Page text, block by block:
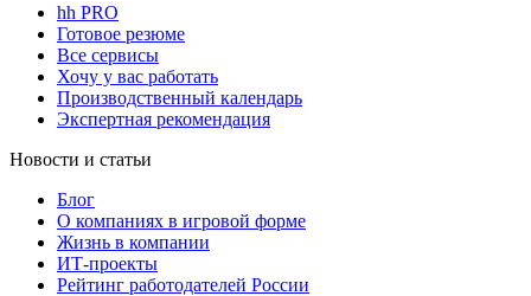
hh PRO
Готовое резюме
Все сервисы
Хочу у вас работать
Производственный календарь
Экспертная рекомендация
Новости и статьи
Блог
О компаниях в игровой форме
Жизнь в компании
ИТ-проекты
Рейтинг работодателей России